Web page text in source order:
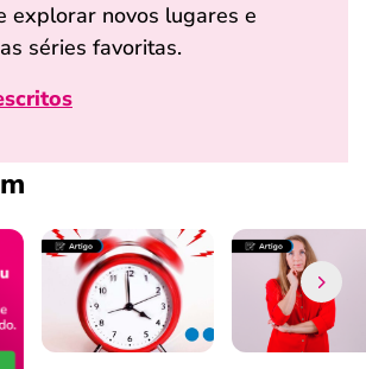
explorar novos lugares e
séries favoritas.